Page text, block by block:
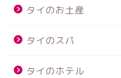
タイのお土産
タイのスパ
タイのホテル